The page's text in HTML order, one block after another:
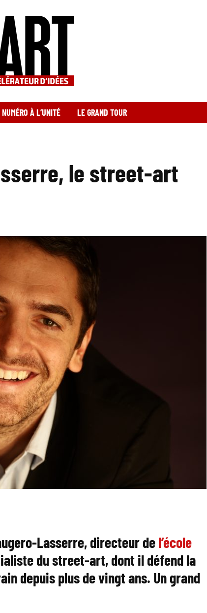
NUMÉRO À L’UNITÉ LE GRAND TOUR
le street-art
Lasserre, directeur del’école
du street-art, dont il défend la
depuis plus de vingt ans. Un grand